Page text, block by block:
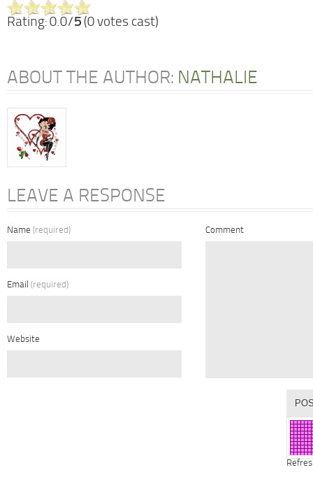
Rating: 0.0/5 (0 votes cast)
ABOUT THE AUTHOR: NATHALIE
LEAVE A RESPONSE
Name (required)
Email (required)
Website
Comment